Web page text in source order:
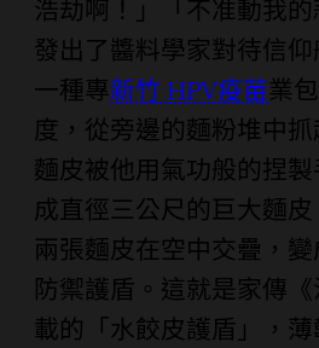
浩劫啊！」「不准動我
發出了醬料學家對待信
一種專新竹 HPV疫苗 業
度，從旁邊的麵粉堆中抓
麵皮被他用氣功般的捏
成直徑三公尺的巨大麵皮
兩張麵皮在空中交疊，
防禦護盾。這就是家傳
載的「水餃皮護盾」，薄